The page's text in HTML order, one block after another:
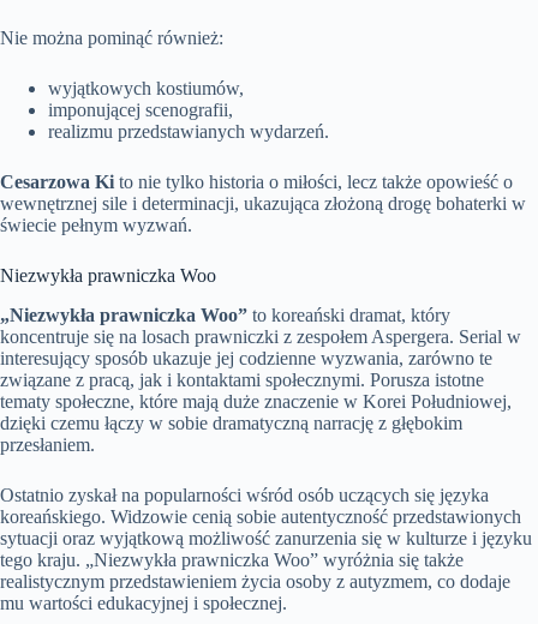
Nie można pominąć również:
wyjątkowych kostiumów,
imponującej scenografii,
realizmu przedstawianych wydarzeń.
Cesarzowa Ki to nie tylko historia o miłości, lecz także opowieść o
wewnętrznej sile i determinacji, ukazująca złożoną drogę bohaterki w
świecie pełnym wyzwań.
Niezwykła prawniczka Woo
„Niezwykła prawniczka Woo” to koreański dramat, który
koncentruje się na losach prawniczki z zespołem Aspergera. Serial w
interesujący sposób ukazuje jej codzienne wyzwania, zarówno te
związane z pracą, jak i kontaktami społecznymi. Porusza istotne
tematy społeczne, które mają duże znaczenie w Korei Południowej,
dzięki czemu łączy w sobie dramatyczną narrację z głębokim
przesłaniem.
Ostatnio zyskał na popularności wśród osób uczących się języka
koreańskiego. Widzowie cenią sobie autentyczność przedstawionych
sytuacji oraz wyjątkową możliwość zanurzenia się w kulturze i języku
tego kraju. „Niezwykła prawniczka Woo” wyróżnia się także
realistycznym przedstawieniem życia osoby z autyzmem, co dodaje
mu wartości edukacyjnej i społecznej.